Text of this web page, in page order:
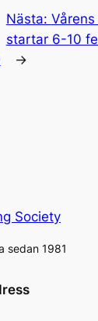
Nästa:
startar 6-10
→
Society
sedan 1981